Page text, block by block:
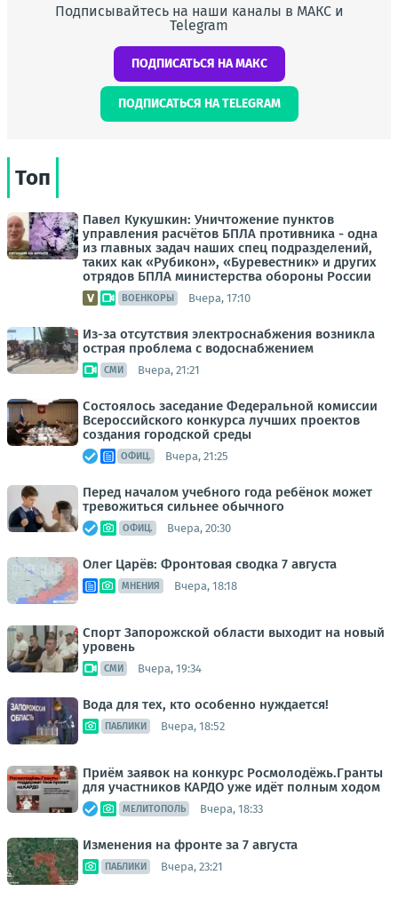
Подписывайтесь на наши каналы в МАКС и
Telegram
ПОДПИСАТЬСЯ НА МАКС
ПОДПИСАТЬСЯ НА TELEGRAM
Топ
Павел Кукушкин: Уничтожение пунктов
управления расчётов БПЛА противника - одна
из главных задач наших спец подразделений,
таких как «Рубикон», «Буревестник» и других
отрядов БПЛА министерства обороны России
ВОЕНКОРЫ Вчера, 17:10
Из-за отсутствия электроснабжения возникла
острая проблема с водоснабжением
СМИ Вчера, 21:21
Состоялось заседание Федеральной комиссии
Всероссийского конкурса лучших проектов
создания городской среды
ОФИЦ. Вчера, 21:25
Перед началом учебного года ребёнок может
тревожиться сильнее обычного
ОФИЦ. Вчера, 20:30
Олег Царёв: Фронтовая сводка 7 августа
МНЕНИЯ Вчера, 18:18
Спорт Запорожской области выходит на новый
уровень
СМИ Вчера, 19:34
Вода для тех, кто особенно нуждается!
ПАБЛИКИ Вчера, 18:52
Приём заявок на конкурс Росмолодёжь.Гранты
для участников КАРДО уже идёт полным ходом
МЕЛИТОПОЛЬ Вчера, 18:33
Изменения на фронте за 7 августа
ПАБЛИКИ Вчера, 23:21